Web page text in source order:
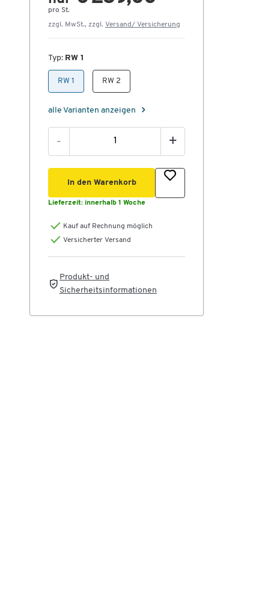
pro St.
zzgl. MwSt., zzgl. Versand/ Versicherung
Typ: RW 1
RW 1 RW 2
alle Varianten anzeigen
- +
In den Warenkorb
Lieferzeit: innerhalb 1 Woche
Kauf auf Rechnung möglich
Versicherter Versand
Produkt- und
Sicherheitsinformationen